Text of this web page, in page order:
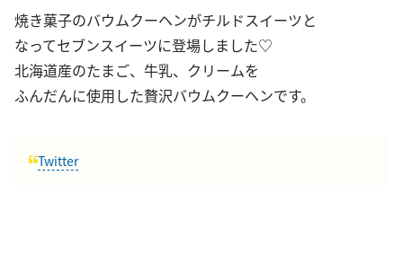
焼き菓子のバウムクーヘンがチルドスイーツと
なってセブンスイーツに登場しました♡
北海道産のたまご、牛乳、クリームを
ふんだんに使用した贅沢バウムクーヘンです。
Twitter